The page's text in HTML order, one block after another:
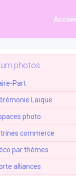
Accueil
photos
Part
Laïque
photo
commerce
par thèmes
alliances